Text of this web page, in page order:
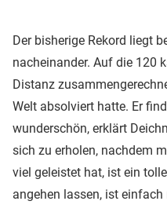
Der bisherige Rekord liegt
nacheinander. Auf die 120
Distanz
Welt absolviert hatte. Er
wunderschön, erklärt
sich zu erholen, nachdem
viel geleistet hat, ist ein
angehen lassen, ist